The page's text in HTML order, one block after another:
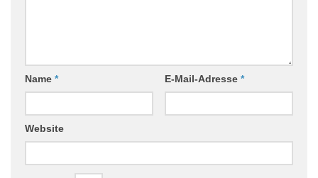
Name * E-Mail-Adresse *
Website